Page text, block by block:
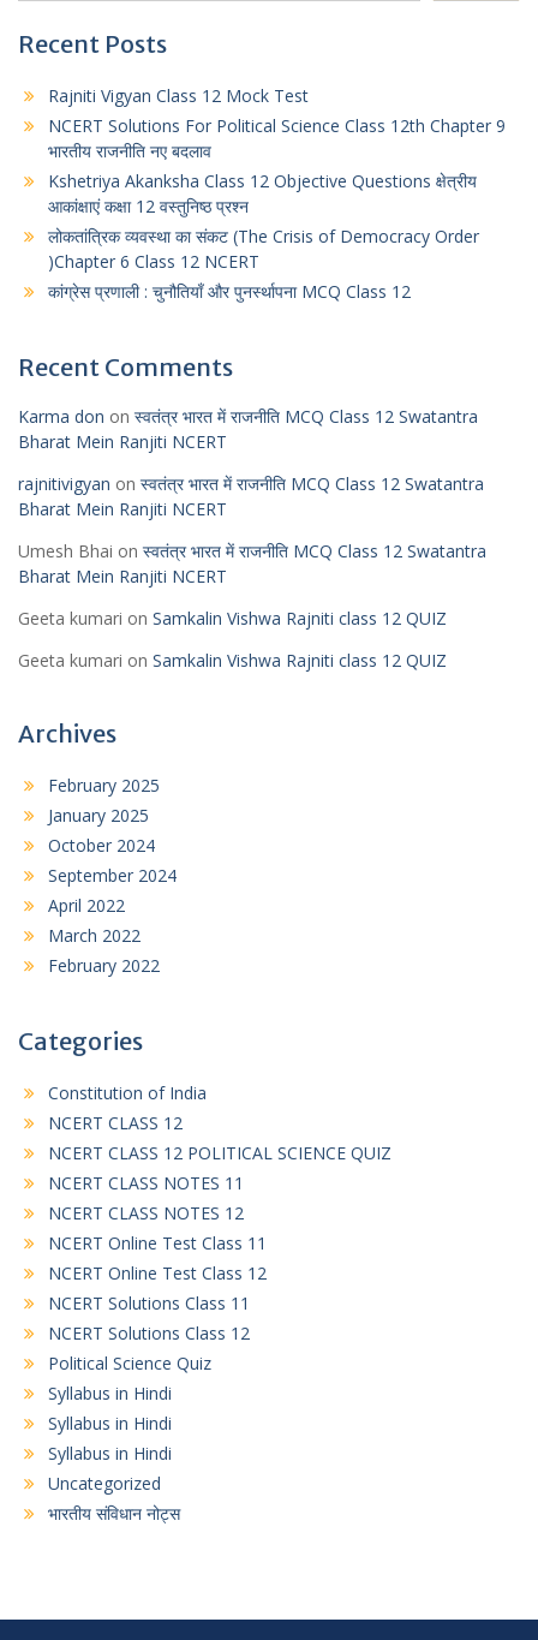
Recent Posts
Rajniti Vigyan Class 12 Mock Test
NCERT Solutions For Political Science Class 12th Chapter 9
भारतीय राजनीति नए बदलाव
Kshetriya Akanksha Class 12 Objective Questions क्षेत्रीय
आकांक्षाएं कक्षा 12 वस्तुनिष्ठ प्रश्न
लोकतांत्रिक व्यवस्था का संकट (The Crisis of Democracy Order
)Chapter 6 Class 12 NCERT
कांग्रेस प्रणाली : चुनौतियाँ और पुनर्स्थापना MCQ Class 12
Recent Comments
Karma don on स्वतंत्र भारत में राजनीति MCQ Class 12 Swatantra
Bharat Mein Ranjiti NCERT
rajnitivigyan on स्वतंत्र भारत में राजनीति MCQ Class 12 Swatantra
Bharat Mein Ranjiti NCERT
Umesh Bhai on स्वतंत्र भारत में राजनीति MCQ Class 12 Swatantra
Bharat Mein Ranjiti NCERT
Geeta kumari on Samkalin Vishwa Rajniti class 12 QUIZ
Geeta kumari on Samkalin Vishwa Rajniti class 12 QUIZ
Archives
February 2025
January 2025
October 2024
September 2024
April 2022
March 2022
February 2022
Categories
Constitution of India
NCERT CLASS 12
NCERT CLASS 12 POLITICAL SCIENCE QUIZ
NCERT CLASS NOTES 11
NCERT CLASS NOTES 12
NCERT Online Test Class 11
NCERT Online Test Class 12
NCERT Solutions Class 11
NCERT Solutions Class 12
Political Science Quiz
Syllabus in Hindi
Syllabus in Hindi
Syllabus in Hindi
Uncategorized
भारतीय संविधान नोट्स